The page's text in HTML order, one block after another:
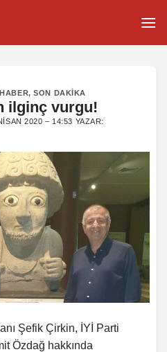
,SON DAKIKA
ilginç vurgu!
2020 – 14:53 YAZAR:
Şefik Çirkin, İYİ Parti
Özdağ hakkında